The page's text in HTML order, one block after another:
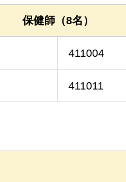
保健師（8名）
411004
411011